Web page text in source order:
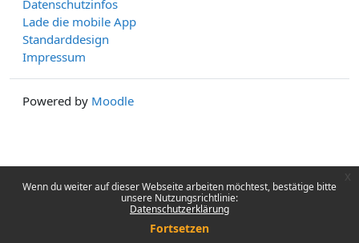
Wenn du weiter auf dieser Webseite arbeiten möchtest, bestätige bitte
unsere Nutzungsrichtlinie:
Datenschutzerklärung
Fortsetzen
Datenschutzinfos
Lade die mobile App
Standarddesign
Impressum
Powered by Moodle